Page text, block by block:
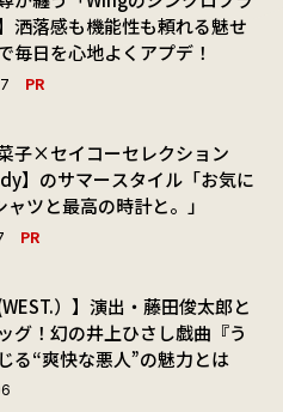
洒落感も機能性も頼れる魅せ
毎日を心地よくアプデ！
PR
菜子×セイコーセレクション
】のサマースタイル「お気に
ャツと最高の時計と。」
PR
）】演出・藤田俊太郎と
グ！幻の井上ひさし戯曲『う
る“爽快な悪人”の魅力とは